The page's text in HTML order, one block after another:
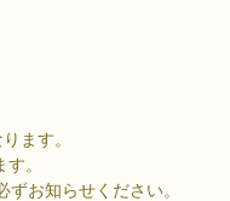
ます。
。
お知らせください。